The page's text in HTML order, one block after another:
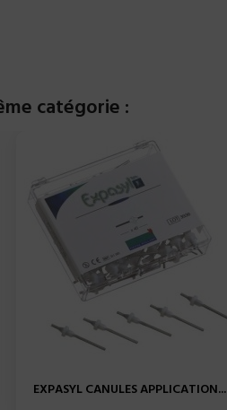
catégorie :
EXPASYL CANULES APPLICATION...